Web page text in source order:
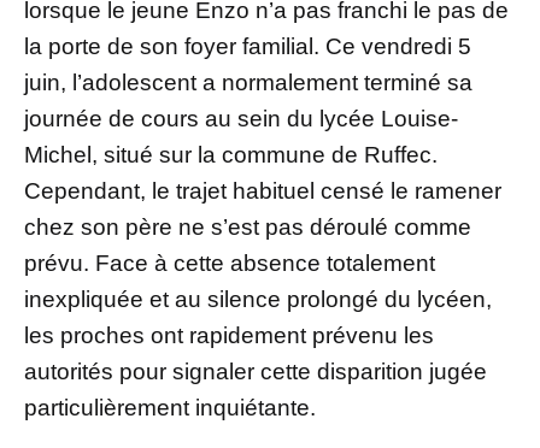
lorsque le jeune Enzo n’a pas franchi le pas de
la porte de son foyer familial. Ce vendredi 5
juin, l’adolescent a normalement terminé sa
journée de cours au sein du lycée Louise-
Michel, situé sur la commune de Ruffec.
Cependant, le trajet habituel censé le ramener
chez son père ne s’est pas déroulé comme
prévu. Face à cette absence totalement
inexpliquée et au silence prolongé du lycéen,
les proches ont rapidement prévenu les
autorités pour signaler cette disparition jugée
particulièrement inquiétante.